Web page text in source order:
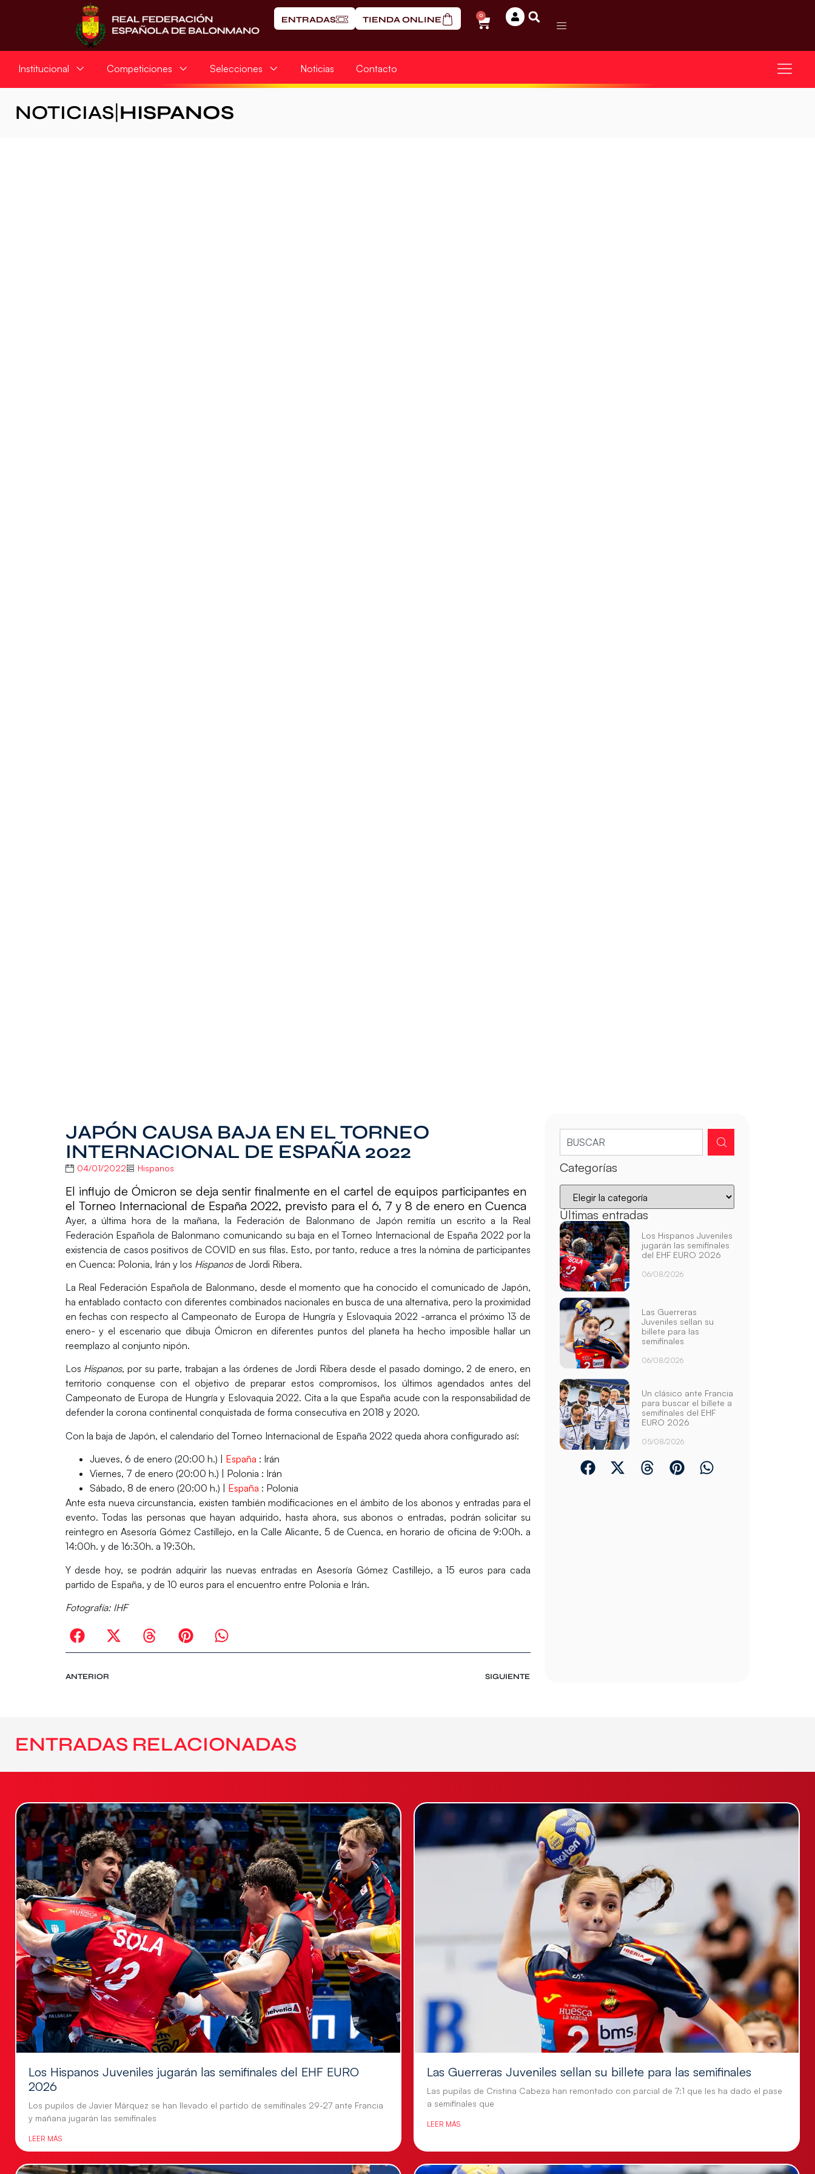
ENTRADAS TIENDA ONLINE 0
Institucional Competiciones Selecciones Noticias Contacto
NOTICIAS HISPANOS
JAPÓN CAUSA BAJA EN EL TORNEO
INTERNACIONAL DE ESPAÑA 2022
04/01/2022 Hispanos
El influjo de Ómicron se deja sentir finalmente en el cartel de equipos participantes en
el Torneo Internacional de España 2022, previsto para el 6, 7 y 8 de enero en Cuenca
Ayer, a última hora de la mañana, la Federación de Balonmano de Japónremitía un escrito a la Real
Federación Española de Balonmanocomunicando su baja en el Torneo Internacional de España 2022 por la
existencia de casos positivos de COVID en sus filas. Esto, por tanto, reduce a tres la nómina de participantes
en Cuenca: Polonia, Irán y los Hispanosde Jordi Ribera.
La Real Federación Española de Balonmano, desde el momento que ha conocido el comunicado de Japón,
ha entablado contacto con diferentes combinados nacionales en busca de una alternativa, pero la proximidad
en fechas con respecto al Campeonato de Europa de Hungría y Eslovaquia 2022 -arranca el próximo 13 de
enero- y el escenario que dibuja Ómicron en diferentes puntos del planeta ha hecho imposible hallar un
reemplazo al conjunto nipón.
Los Hispanos, por su parte, trabajan a las órdenes de Jordi Ribera desde el pasado domingo, 2 de enero, en
territorio conquense con el objetivo de preparar estos compromisos, los últimos agendados antes del
Campeonato de Europa de Hungría y Eslovaquia 2022. Cita a la que España acude con la responsabilidad de
defender la corona continental conquistada de forma consecutiva en 2018 y 2020.
Con la baja de Japón, el calendario del Torneo Internacional de España 2022 queda ahora configurado así:
Jueves, 6 de enero (20:00 h.) |
España : Irán
Viernes, 7 de enero (20:00 h.) | Polonia : Irán
Sábado, 8 de enero (20:00 h.) | España : Polonia
Ante esta nueva circunstancia, existen también modificaciones en el ámbito de los abonos y entradas para el
evento. Todas las personas que hayan adquirido, hasta ahora, sus abonos o entradas, podrán solicitar su
reintegro en Asesoría Gómez Castillejo, en la Calle Alicante, 5 de Cuenca, en horario de oficina de 9:00h. a
14:00h. y de 16:30h. a 19:30h.
Y desde hoy, se podrán adquirir las nuevas entradas en Asesoría Gómez Castillejo, a 15 euros para cada
partido de España, y de 10 euros para el encuentro entre Polonia e Irán.
Fotografía: IHF
ANTERIOR SIGUIENTE
Categorías
Últimas entradas
Los Hispanos Juveniles
jugarán las semifinales
del EHF EURO 2026
06/08/2026
Las Guerreras
Juveniles sellan su
billete para las
semifinales
06/08/2026
Un clásico ante Francia
para buscar el billete a
semifinales del EHF
EURO 2026
05/08/2026
ENTRADAS RELACIONADAS
Los Hispanos Juveniles jugarán las semifinales del EHF EURO
2026
Los pupilos de Javier Márquez se han llevado el partido de semifinales 29-27 ante Francia
y mañana jugarán las semifinales
LEER MÁS
Las Guerreras Juveniles sellan su billete para las semifinales
Las pupilas de Cristina Cabeza han remontado con parcial de 7:1 que les ha dado el pase
a semifinales que
LEER MÁS